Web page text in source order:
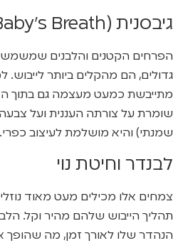
גיבסנית (Baby’s Breath)
הפרחים הקטנים והלבנים
גדולים, הם מהקלים ביותר לייבוש.
מתייבשת כמעט מעצמה גם בתוך
שומרת על צורתה העננית ועל
שמנתי) והיא מושלמת לעיצוב כפרי.
לבנדר וחיטת נוי
צמחים אלו מכילים מעט מאוד
תהליך הייבוש שלהם מהיר וקל.
הנהדר שלו לאורך זמן, מה שהופך